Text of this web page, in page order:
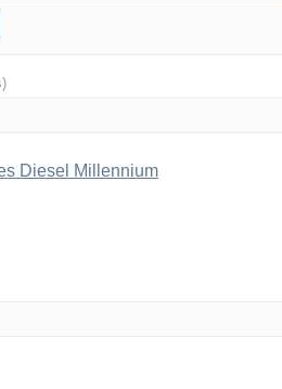
Diesel Millennium